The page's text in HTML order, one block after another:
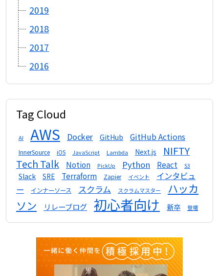
2019
2018
2017
2016
Tag Cloud
AI AWS Docker GitHub GitHub Actions
InnerSource iOS JavaScript Lambda Next.js
NIFTY
Tech Talk
Notion PickUp Python React S3
Slack SRE Terraform Zapier イベント
インタビュ
ー
インナーソース スクラム スクラムマスター
ハッカ
ソン
リレーブログ 初心者向け 新卒 登壇